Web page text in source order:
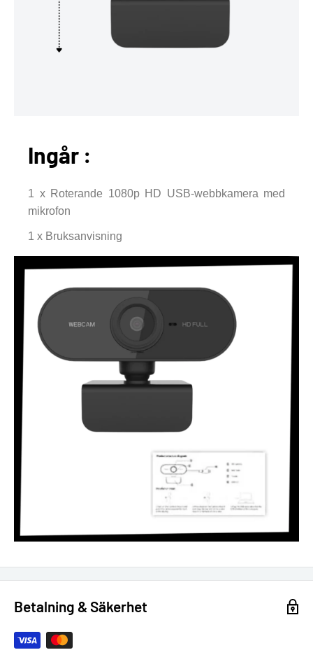
Ingår :
1 x Roterande 1080p HD USB-webbkamera med
mikrofon
1 x Bruksanvisning
Betalning & Säkerhet